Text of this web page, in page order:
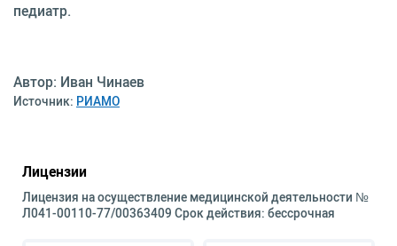
педиатр.
Автор: Иван Чинаев
Источник: РИАМО
Лицензии
Лицензия на осуществление медицинской деятельности №
Л041-00110-77/00363409 Срок действия: бессрочная